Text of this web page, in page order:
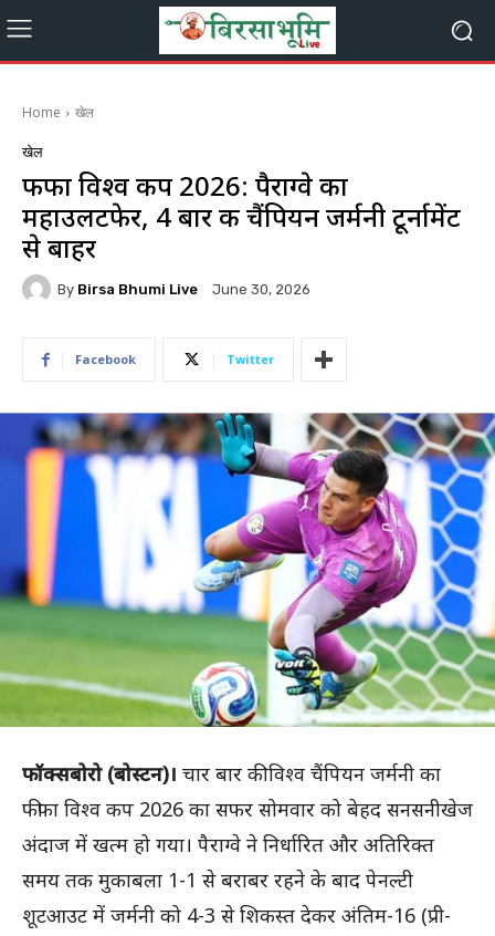
Home खेल
खेल
फीफा विश्व कप 2026: पैराग्वे का
महाउलटफेर, 4 बार की चैंपियन जर्मनी टूर्नामेंट
से बाहर
By Birsa Bhumi Live June 30, 2026
Facebook Twitter
फॉक्सबोरो (बोस्टन)। चार बार की विश्व चैंपियन जर्मनी का
फीफा विश्व कप 2026 का सफर सोमवार को बेहद सनसनीखेज
अंदाज में खत्म हो गया। पैराग्वे ने निर्धारित और अतिरिक्त
समय तक मुकाबला 1-1 से बराबर रहने के बाद पेनल्टी
शूटआउट में जर्मनी को 4-3 से शिकस्त देकर अंतिम-16 (प्री-